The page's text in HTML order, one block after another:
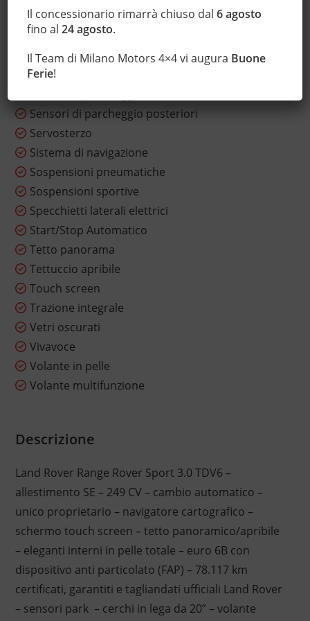
Riscaldamento ausiliario
Sedile posteriore sdoppiato
Sensore di luce
Sensore di pioggia
Sensori di parcheggio posteriori
Servosterzo
Sistema di navigazione
Sospensioni pneumatiche
Sospensioni sportive
Specchietti laterali elettrici
Start/Stop Automatico
Tetto panorama
Tettuccio apribile
Touch screen
Trazione integrale
Vetri oscurati
Vivavoce
Volante in pelle
Volante multifunzione
Descrizione
Land Rover Range Rover Sport 3.0 TDV6 –
allestimento SE – 249 CV – cambio automatico –
unico proprietario – navigatore cartografico –
schermo touch screen – tetto panoramico/apribile
– eleganti interni in pelle totale – euro 6B con
dispositivo anti particolato (FAP) – 78.117 km
certificati, garantiti e tagliandati ufficiali Land Rover
– sensori park – cerchi in lega da 20” – volante
Il concessionario rimarrà chiuso dal6 agosto
fino al24 agosto.
Il Team di Milano Motors 4×4 vi augura Buone
Ferie!